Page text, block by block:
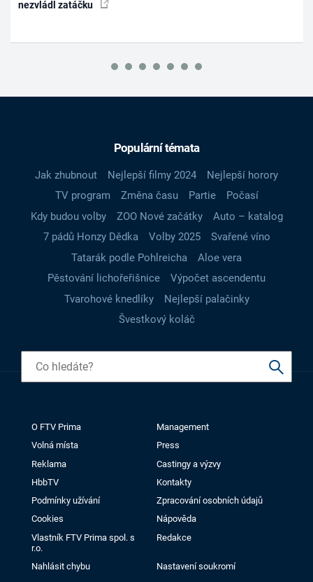
nezvládl zatáčku
Populární témata
Jak zhubnout Nejlepší filmy 2024
Nejlepší horory
TV program
Změna času Partie
Počasí
Kdy budou volby
ZOO Nové začátky
Auto – katalog
7 pádů Honzy Dědka
Volby 2025
Svařené víno
Tatarák podle Pohlreicha
Aloe vera
Pěstování lichořeřišnice
Výpočet ascendentu
Tvarohové knedlíky
Nejlepší palačinky
Švestkový koláč
O FTV Prima
Management
Volná místa
Press
Reklama
Castingy a výzvy
HbbTV
Kontakty
Podmínky užívání
Zpracování osobních údajů
Cookies
Nápověda
Vlastník FTV Prima spol. s
r.o.
Redakce
Nahlásit chybu Nastavení soukromí